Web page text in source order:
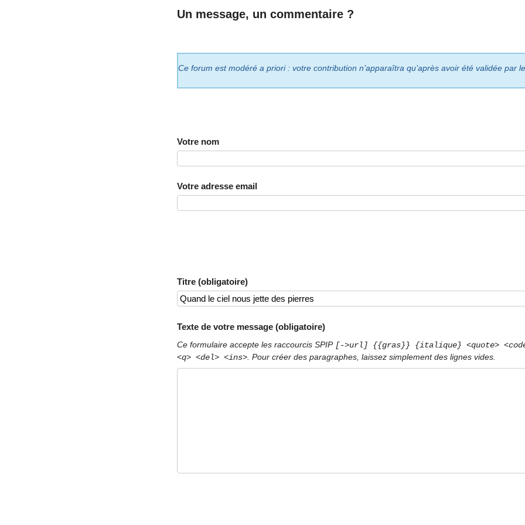
Un message, un commentaire ?
Ce forum est modéré a priori : votre contribution n’apparaîtra qu’après avoir été validée par
Votre nom
Votre adresse email
Titre (obligatoire)
Texte de votre message (obligatoire)
Ce formulaire accepte les raccourcis SPIP [->url] {{gras}} {italique} <quote>
<q> <del> <ins>. Pour créer des paragraphes, laissez simplement des lignes vides.